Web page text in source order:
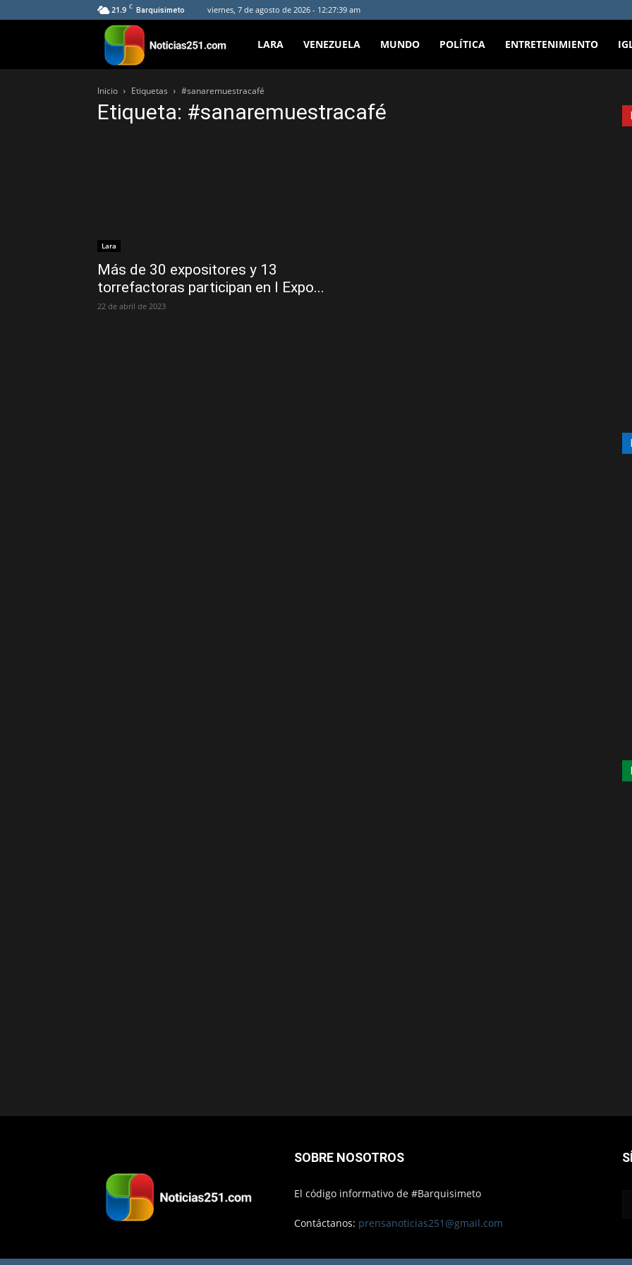
21.9 C Barquisimeto viernes, 7 de agosto de 2026 - 12:27:39 am
Noticias251
LARA VENEZUELA MUNDO POLÍTICA ENTRETENIMIENTO
Inicio Etiquetas #sanaremuestracafé
Etiqueta: #sanaremuestracafé
Lara
Más de 30 expositores y 13
torrefactoras participan en I Expo...
22 de abril de 2023
SOBRE NOSOTROS
El código informativo de #Barquisimeto
Contáctanos: prensanoticias251@gmail.com